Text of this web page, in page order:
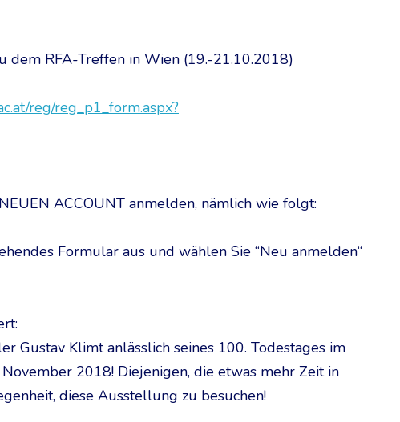
RFA-Treffen in Wien (19.-21.10.2018)
reg/reg_p1_form.aspx?
ACCOUNT anmelden, nämlich wie folgt:
Formular aus und wählen Sie “Neu anmelden“
Gustav Klimt anlässlich seines 100. Todestages im
2018! Diejenigen, die etwas mehr Zeit in
diese Ausstellung zu besuchen!